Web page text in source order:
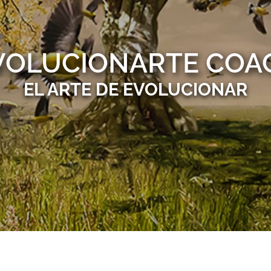
EL ARTE DE EVOLUCIONAR